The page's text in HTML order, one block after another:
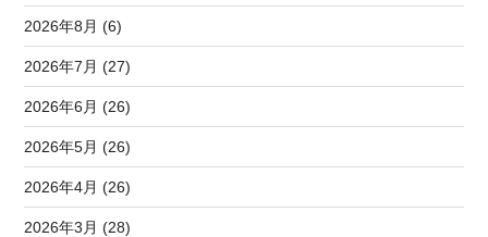
2026年8月 (6)
2026年7月 (27)
2026年6月 (26)
2026年5月 (26)
2026年4月 (26)
2026年3月 (28)